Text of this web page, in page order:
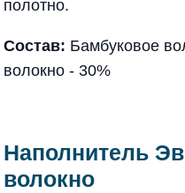
полотно.
Состав: Бамбуковое
волокно - 30%
Наполнитель
волокно